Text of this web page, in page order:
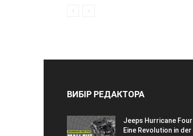
ВИБІР РЕДАКТОРА
Jeeps Hurricane
Eine Revolution in der